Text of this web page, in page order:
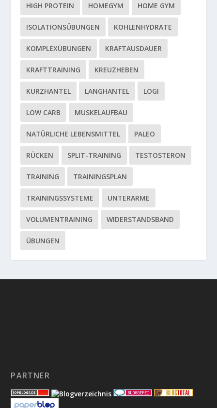
HIGH PROTEIN HOMEGYM HOME GYM
ISOLATIONSÜBUNGEN KOHLENHYDRATE
KOMPLEXÜBUNGEN KRAFTAUSDAUER
KRAFTTRAINING KREUZHEBEN
KURZHANTEL LANGHANTEL LOGI
LOW CARB MUSKELAUFBAU
NATÜRLICHE LEBENSMITTEL PALEO
RÜCKEN SPLIT-TRAINING TESTOSTERON
TRAINING TRAININGSPLAN
TRAININGSSYSTEME UNTERARME
VOLUMENTRAINING WIDERSTANDSBAND
ÜBUNGEN
PARTNER